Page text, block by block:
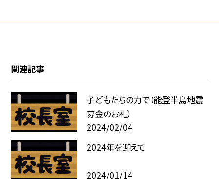
関連記事
子どもたちの力で（能登半島地震
募金のお礼）
2024/02/04
2024年を迎えて
2024/01/14